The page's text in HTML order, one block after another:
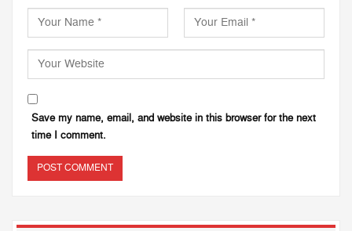
Save my name, email, and website in this browser for the next
time I comment.